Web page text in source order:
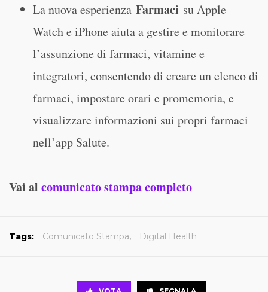
La nuova esperienza Farmaci su Apple
Watch e iPhone aiuta a gestire e monitorare
l’assunzione di farmaci, vitamine e
integratori, consentendo di creare un elenco di
farmaci, impostare orari e promemoria, e
visualizzare informazioni sui propri farmaci
nell’app Salute.
Vai al comunicato stampa completo
Tags: Comunicato Stampa, Digital Health